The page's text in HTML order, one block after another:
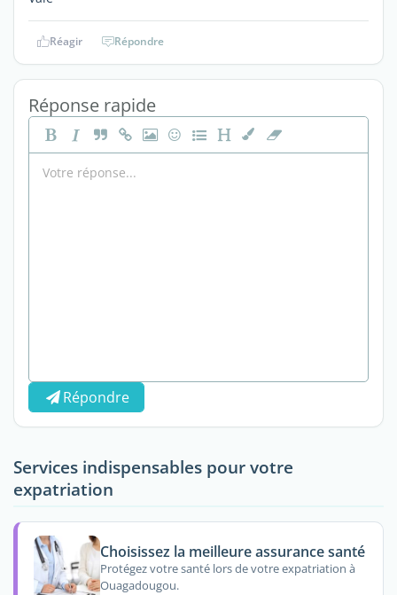
Réagir Répondre
Réponse rapide
Répondre
Services indispensables pour votre
expatriation
Choisissez la meilleure assurance santé
Protégez votre santé lors de votre expatriation à
Ouagadougou.